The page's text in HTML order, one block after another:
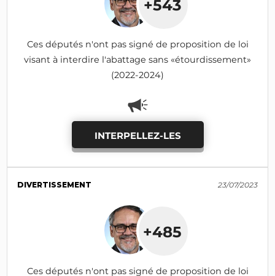
+543
Ces députés n'ont pas signé de proposition de loi
visant à interdire l'abattage sans «étourdissement»
(2022-2024)
INTERPELLEZ-LES
DIVERTISSEMENT 23/07/2023
+485
Ces députés n'ont pas signé de proposition de loi